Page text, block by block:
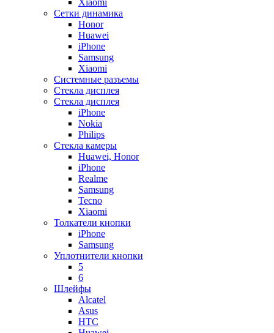
Xiaomi
Сетки динамика
Honor
Huawei
iPhone
Samsung
Xiaomi
Системные разъемы
Стекла дисплея
Стекла дисплея
iPhone
Nokia
Philips
Стекла камеры
Huawei, Honor
iPhone
Realme
Samsung
Tecno
Xiaomi
Толкатели кнопки
iPhone
Samsung
Уплотнители кнопки
5
6
Шлейфы
Alcatel
Asus
HTC